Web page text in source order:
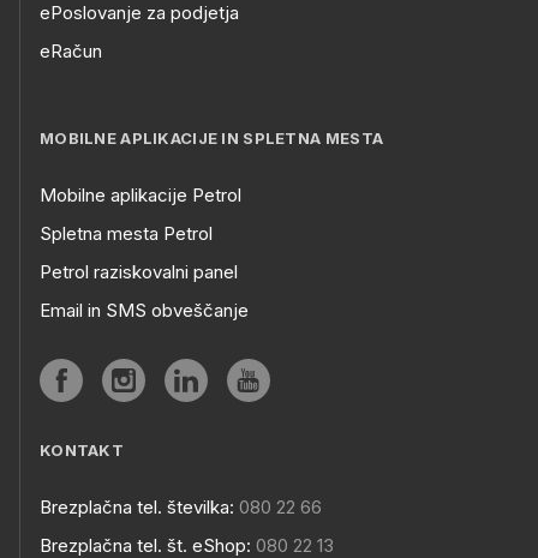
ePoslovanje za podjetja
eRačun
MOBILNE APLIKACIJE IN SPLETNA MESTA
Mobilne aplikacije Petrol
Spletna mesta Petrol
Petrol raziskovalni panel
Email in SMS obveščanje
KONTAKT
Brezplačna tel. številka: 080 22 66
Brezplačna tel. št. eShop: 080 22 13